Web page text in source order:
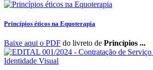
Princípios éticos na Equoterapia
Baixe aqui o PDF do livreto de Princípios ...